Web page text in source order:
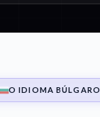
O IDIOMA BÚLGARO